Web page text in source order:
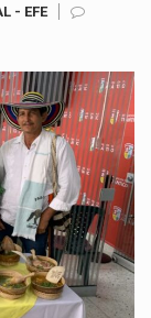
- EFE